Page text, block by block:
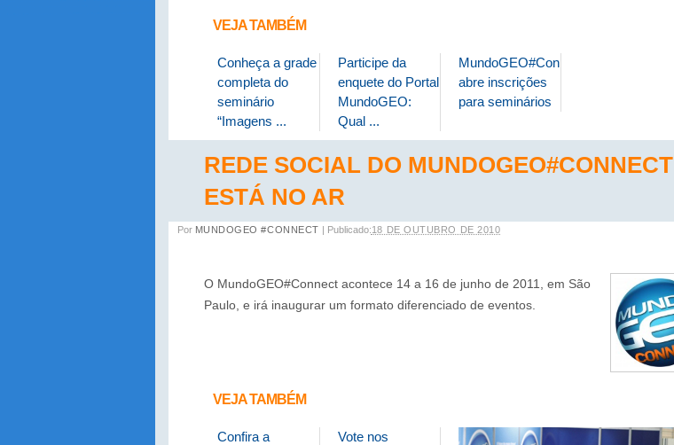
VEJA TAMBÉM
Conheça a grade
completa do
seminário
“Imagens ...
Participe da
enquete do Portal
MundoGEO:
Qual ...
MundoGEO#Connect
abre inscrições
para seminários
REDE SOCIAL DO MUNDOGEO#CONNECT
ESTÁ NO AR
Por MUNDOGEO #CONNECT | Publicado:18 DE OUTUBRO DE 2010
O MundoGEO#Connect acontece 14 a 16 de junho de 2011, em São
Paulo, e irá inaugurar um formato diferenciado de eventos.
VEJA TAMBÉM
Confira a
Vote nos